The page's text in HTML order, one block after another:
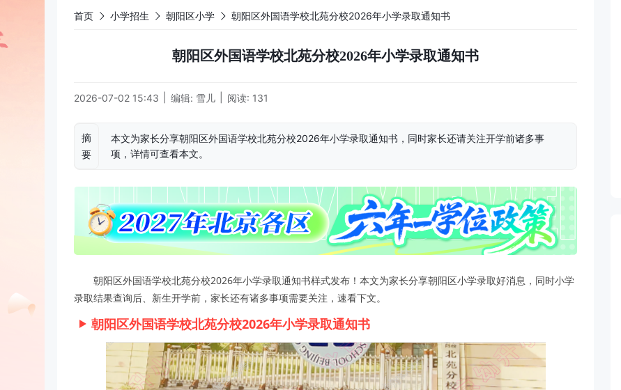
首页 小学招生 朝阳区小学 朝阳区外国语学校北苑分校2026年小学录取通知书
朝阳区外国语学校北苑分校2026年小学录取通知书
2026-07-02 15:43 编辑: 雪儿 阅读: 131
摘
要
本文为家长分享朝阳区外国语学校北苑分校2026年小学录取通知书，同时家长还请关注开学前诸多事
项，详情可查看本文。
朝阳区外国语学校北苑分校2026年小学录取通知书样式发布！本文为家长分享朝阳区小学录取好消息，同时小学
录取结果查询后、新生开学前，家长还有诸多事项需要关注，速看下文。
朝阳区外国语学校北苑分校2026年小学录取通知书